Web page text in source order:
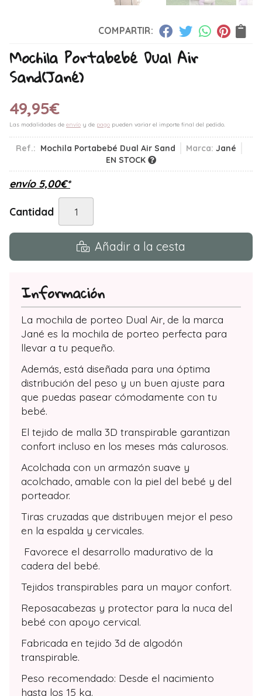
COMPARTIR:
Mochila Portabebé Dual Air
Sand(Jané)
49,95€
Las modalidades de envío y de pago pueden variar el importe final del pedido.
Ref.: Mochila Portabebé Dual Air Sand Marca: Jané
EN STOCK
envío 5,00€*
Cantidad
Añadir a la cesta
Información
La mochila de porteo Dual Air, de la marca
Jané es la mochila de porteo perfecta para
llevar a tu pequeño.
Además, está diseñada para una óptima
distribución del peso y un buen ajuste para
que puedas pasear cómodamente con tu
bebé.
El tejido de malla 3D transpirable garantizan
confort incluso en los meses más calurosos.
Acolchada con un armazón suave y
acolchado, amable con la piel del bebé y del
porteador.
Tiras cruzadas que distribuyen mejor el peso
en la espalda y cervicales.
Favorece el desarrollo madurativo de la
cadera del bebé.
Tejidos transpirables para un mayor confort.
Reposacabezas y protector para la nuca del
bebé con apoyo cervical.
Fabricada en tejido 3d de algodón
transpirable.
Peso recomendado: Desde el nacimiento
hasta los 15 kg.